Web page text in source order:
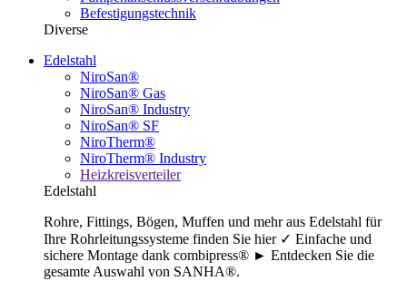
Befestigungstechnik
Diverse
Edelstahl
NiroSan®
NiroSan® Gas
NiroSan® Industry
NiroSan® SF
NiroTherm®
NiroTherm® Industry
Heizkreisverteiler
Edelstahl
Rohre, Fittings, Bögen, Muffen und mehr aus Edelstahl für
Ihre Rohrleitungssysteme finden Sie hier ✓ Einfache und
sichere Montage dank combipress® ► Entdecken Sie die
gesamte Auswahl von SANHA®.